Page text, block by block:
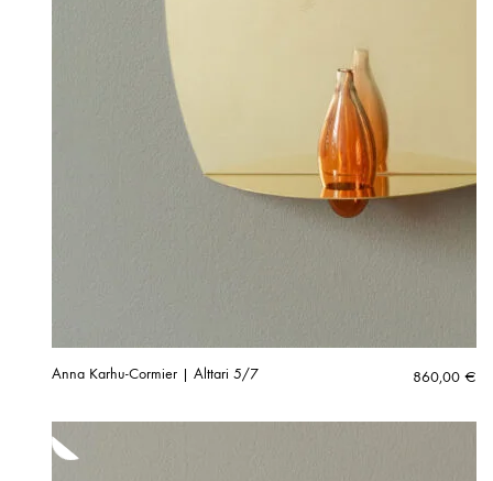
Anna Karhu-Cormier | Alttari 5/7 860,00 €